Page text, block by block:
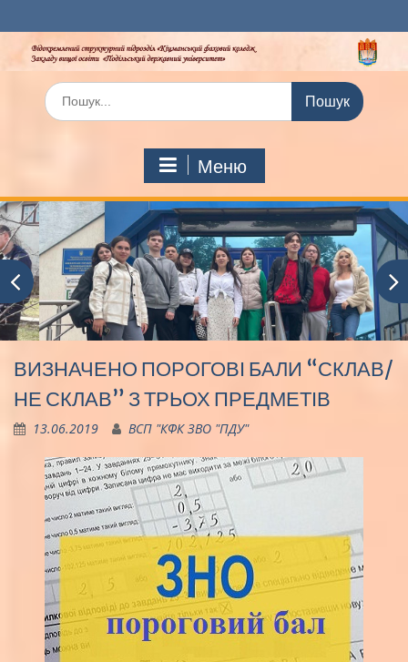
до
вмісту
Шукати:
Меню
ВИЗНАЧЕНО ПОРОГОВІ БАЛИ “СКЛАВ/
НЕ СКЛАВ” З ТРЬОХ ПРЕДМЕТІВ
13.06.2019 ВСП "КФК ЗВО "ПДУ"